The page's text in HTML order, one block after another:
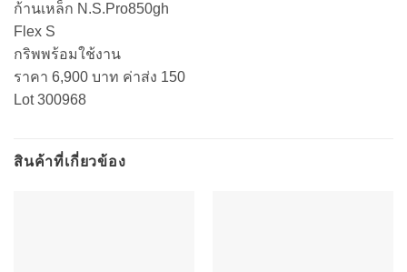
ก้านเหล็ก N.S.Pro850gh
Flex S
กริพพร้อมใช้งาน
ราคา 6,900 บาท ค่าส่ง 150
Lot 300968
สินค้าที่เกี่ยวข้อง